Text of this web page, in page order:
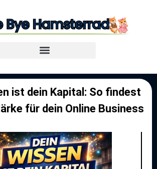
ist dein Kapital: So findest
für dein Online Business